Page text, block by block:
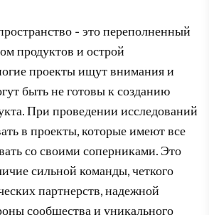
- это переполненный
продуктов и острой
проекты ищут внимания и
быть не готовы к созданию
При проведении исследований
в проекты, которые имеют все
со своими соперниками. Это
сильной команды, четкого
партнерств, надежной
сообщества и уникального